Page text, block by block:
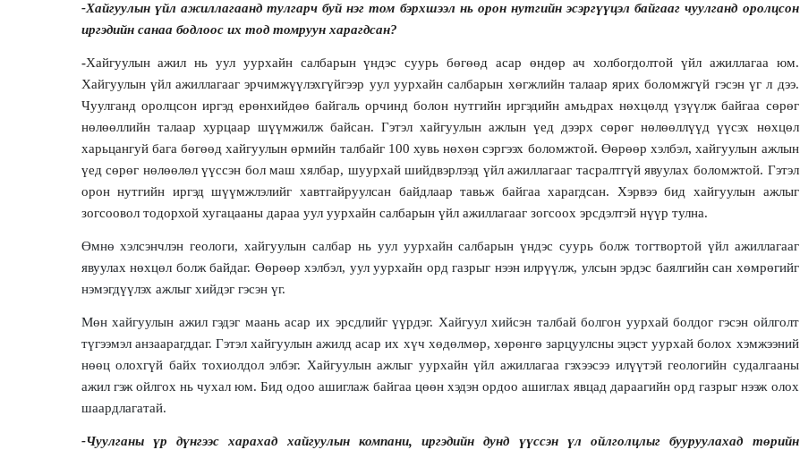
-Хайгуулын үйл ажиллагаанд тулгарч буй нэг том бэрхшээл нь орон нутгийн эсэргүүцэл байгааг чуулганд оролцсон
иргэдийн санаа бодлоос их тод томруун харагдсан?
-Хайгуулын ажил нь уул уурхайн салбарын үндэс суурь бөгөөд асар өндөр ач холбогдолтой үйл ажиллагаа юм.
Хайгуулын үйл ажиллагааг эрчимжүүлэхгүйгээр уул уурхайн салбарын хөгжлийн талаар ярих боломжгүй гэсэн үг л дээ.
Чуулганд оролцсон иргэд ерөнхийдөө байгаль орчинд болон нутгийн иргэдийн амьдрах нөхцөлд үзүүлж байгаа сөрөг
нөлөөллийн талаар хурцаар шүүмжилж байсан. Гэтэл хайгуулын ажлын үед дээрх сөрөг нөлөөллүүд үүсэх нөхцөл
харьцангуй бага бөгөөд хайгуулын өрмийн талбайг 100 хувь нөхөн сэргээх боломжтой. Өөрөөр хэлбэл, хайгуулын ажлын
үед сөрөг нөлөөлөл үүссэн бол маш хялбар, шуурхай шийдвэрлээд үйл ажиллагааг тасралтгүй явуулах боломжтой. Гэтэл
орон нутгийн иргэд шүүмжлэлийг хавтгайруулсан байдлаар тавьж байгаа харагдсан. Хэрвээ бид хайгуулын ажлыг
зогсоовол тодорхой хугацааны дараа уул уурхайн салбарын үйл ажиллагааг зогсоох эрсдэлтэй нүүр тулна.
Өмнө хэлсэнчлэн геологи, хайгуулын салбар нь уул уурхайн салбарын үндэс суурь болж тогтвортой үйл ажиллагааг
явуулах нөхцөл болж байдаг. Өөрөөр хэлбэл, уул уурхайн орд газрыг нээн илрүүлж, улсын эрдэс баялгийн сан хөмрөгийг
нэмэгдүүлэх ажлыг хийдэг гэсэн үг.
Мөн хайгуулын ажил гэдэг маань асар их эрсдлийг үүрдэг. Хайгуул хийсэн талбай болгон уурхай болдог гэсэн ойлголт
түгээмэл анзаарагддаг. Гэтэл хайгуулын ажилд асар их хүч хөдөлмөр, хөрөнгө зарцуулсны эцэст уурхай болох хэмжээний
нөөц олохгүй байх тохиолдол элбэг. Хайгуулын ажлыг уурхайн үйл ажиллагаа гэхээсээ илүүтэй геологийн судалгааны
ажил гэж ойлгох нь чухал юм. Бид одоо ашиглаж байгаа цөөн хэдэн ордоо ашиглах явцад дараагийн орд газрыг нээж олох
шаардлагатай.
-Чуулганы үр дүнгээс харахад хайгуулын компани, иргэдийн дунд үүссэн үл ойлголцлыг бууруулахад төрийн